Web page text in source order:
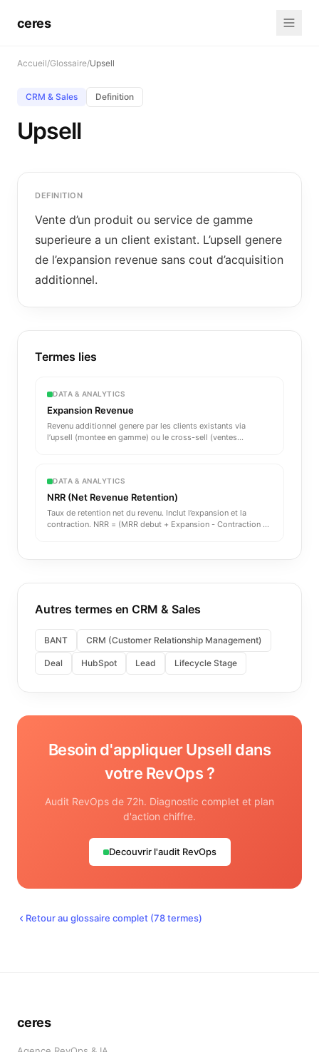
ceres
Accueil/Glossaire/Upsell
CRM & Sales Definition
Upsell
DEFINITION
Vente d’un produit ou service de gamme
superieure a un client existant. L’upsell genere
de l’expansion revenue sans cout d’acquisition
additionnel.
Termes lies
DATA & ANALYTICS
Expansion Revenue
Revenu additionnel genere par les clients existants via
l’upsell (montee en gamme) ou le cross-sell (ventes
DATA & ANALYTICS
NRR (Net Revenue Retention)
Taux de retention net du revenu. Inclut l’expansion et la
contraction. NRR = (MRR debut + Expansion - Contraction -
Autres termes en CRM & Sales
BANT CRM (Customer Relationship Management)
Deal HubSpot Lead Lifecycle Stage
Besoin d'appliquerUpsell dans
votre RevOps ?
Audit RevOps de 72h. Diagnostic complet et plan
d'action chiffre.
Decouvrir l'audit RevOps
Retour au glossaire complet (78termes)
ceres